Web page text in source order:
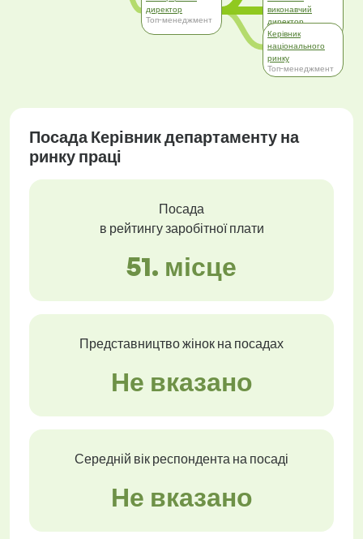
директор
Топ-менеджмент
виконавчий
директор
Топ-менеджмент
Керівник
національного
ринку
Топ-менеджмент
Посада Керівник департаменту на
ринку праці
Посада
в рейтингу заробітної плати
51. місце
Представництво жінок на посадах
Не вказано
Середній вік респондента на посаді
Не вказано